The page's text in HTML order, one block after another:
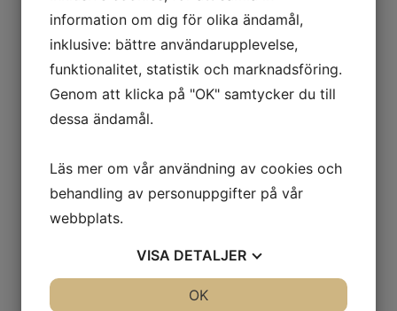
ARBETSKLÄDER
BORR, BITS & GÄNG
FÖRVARINGSLÖSNINGAR
KAPNING & SLIPNING
PACKNING & EMBALLAGE
ROTERANDE FILAR
information om dig för olika ändamål,
inklusive: bättre användarupplevelse,
funktionalitet, statistik och marknadsföring.
Genom att klicka på "OK" samtycker du till
dessa ändamål.
Läs mer om vår användning av cookies och
behandling av personuppgifter på vår
webbplats.
VISA DETALJER
OK